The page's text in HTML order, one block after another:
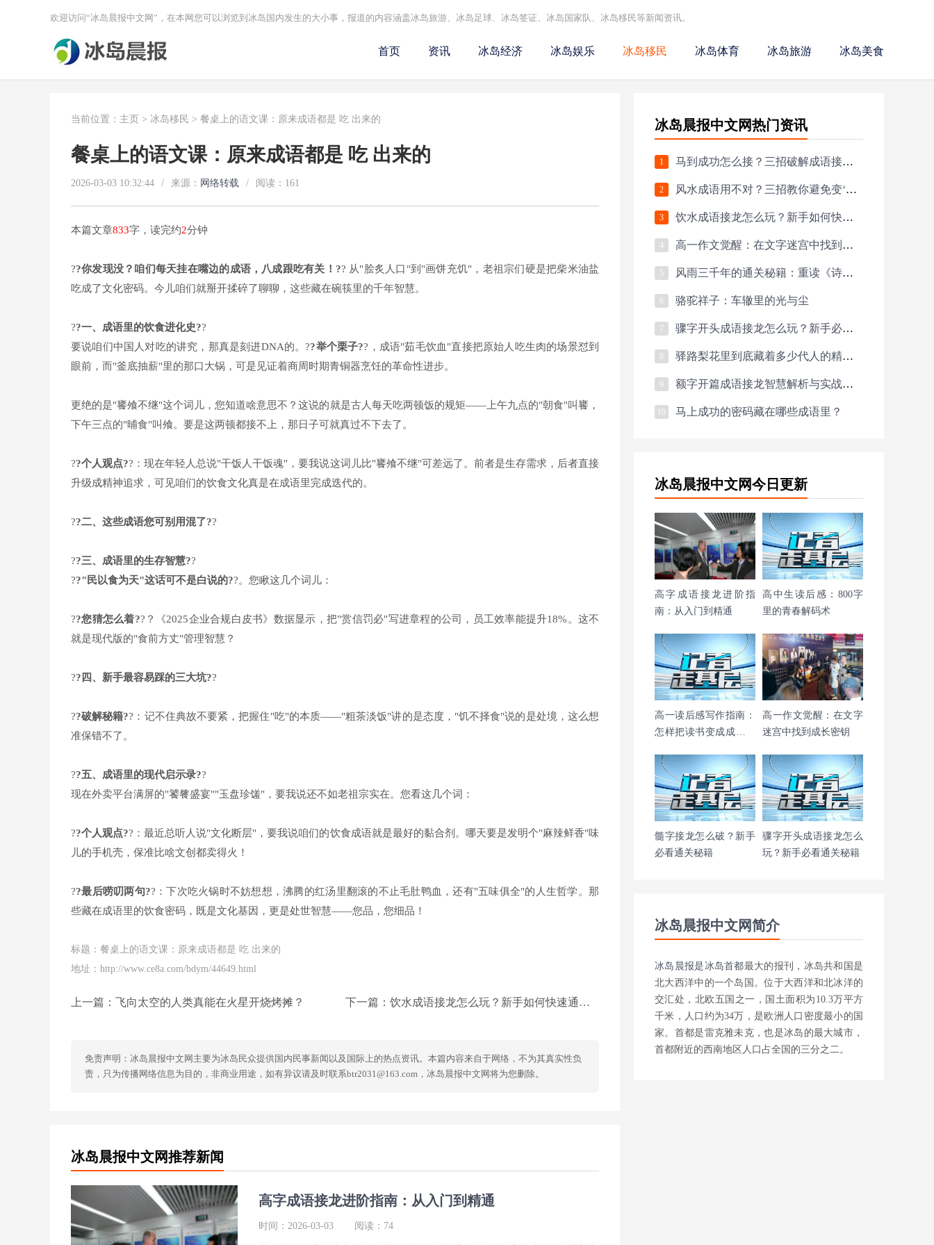
欢迎访问“冰岛晨报中文网”，在本网您可以浏览到冰岛国内发生的大小事，报道的内容涵盖冰岛旅游、冰岛足球、冰岛签证、冰岛国家队、冰岛移民等新闻资讯。
首页 资讯 冰岛经济 冰岛娱乐 冰岛移民 冰岛体育 冰岛旅游 冰岛美食
当前位置： 主页 > 冰岛移民 > 餐桌上的语文课：原来成语都是 吃 出来的
餐桌上的语文课：原来成语都是 吃 出来的
2026-03-03 10:32:44 / 来源： 网络转载 / 阅读： 161
本篇文章833字，读完约2分钟
??你发现没？咱们每天挂在嘴边的成语，八成跟吃有关！?? 从"脍炙人口"到"画饼充饥"，老祖宗们硬是把柴米油盐
吃成了文化密码。今儿咱们就掰开揉碎了聊聊，这些藏在碗筷里的千年智慧。
??一、成语里的饮食进化史??
要说咱们中国人对吃的讲究，那真是刻进DNA的。??举个栗子??，成语"茹毛饮血"直接把原始人吃生肉的场景怼到
眼前，而"釜底抽薪"里的那口大锅，可是见证着商周时期青铜器烹饪的革命性进步。
更绝的是"饔飧不继"这个词儿，您知道啥意思不？这说的就是古人每天吃两顿饭的规矩——上午九点的"朝食"叫饔，
下午三点的"晡食"叫飧。要是这两顿都接不上，那日子可就真过不下去了。
??个人观点??：现在年轻人总说"干饭人干饭魂"，要我说这词儿比"饔飧不继"可差远了。前者是生存需求，后者直接
升级成精神追求，可见咱们的饮食文化真是在成语里完成迭代的。
??二、这些成语您可别用混了??
??三、成语里的生存智慧??
??"民以食为天"这话可不是白说的??。您瞅这几个词儿：
??您猜怎么着??？《2025企业合规白皮书》数据显示，把"赏信罚必"写进章程的公司，员工效率能提升18%。这不
就是现代版的"食前方丈"管理智慧？
??四、新手最容易踩的三大坑??
??破解秘籍??：记不住典故不要紧，把握住"吃"的本质——"粗茶淡饭"讲的是态度，"饥不择食"说的是处境，这么想
准保错不了。
??五、成语里的现代启示录??
现在外卖平台满屏的"饕餮盛宴""玉盘珍馐"，要我说还不如老祖宗实在。您看这几个词：
??个人观点??：最近总听人说"文化断层"，要我说咱们的饮食成语就是最好的黏合剂。哪天要是发明个"麻辣鲜香"味
儿的手机壳，保准比啥文创都卖得火！
??最后唠叨两句??：下次吃火锅时不妨想想，沸腾的红汤里翻滚的不止毛肚鸭血，还有"五味俱全"的人生哲学。那
些藏在成语里的饮食密码，既是文化基因，更是处世智慧——您品，您细品！
标题：餐桌上的语文课：原来成语都是 吃 出来的
地址：http://www.ce8a.com/bdym/44649.html
上一篇： 飞向太空的人类真能在火星开烧烤摊？ 下一篇：饮水成语接龙怎么玩？新手如何快速通关？
免责声明：冰岛晨报中文网主要为冰岛民众提供国内民事新闻以及国际上的热点资讯。本篇内容来自于网络，不为其真实性负
责，只为传播网络信息为目的，非商业用途，如有异议请及时联系btr2031@163.com，冰岛晨报中文网将为您删除。
冰岛晨报中文网推荐新闻
高字成语接龙进阶指南：从入门到精通
时间：2026-03-03 阅读：74
冰岛晨报中文网热门资讯
1 马到成功怎么接？三招破解成语接龙死局
2 风水成语用不对？三招教你避免变‘疯水’大师！
3 饮水成语接龙怎么玩？新手如何快速通关？
4 高一作文觉醒：在文字迷宫中找到成长密钥
5 风雨三千年的通关秘籍：重读《诗经·风雨》的生存智慧
6 骆驼祥子：车辙里的光与尘
7 骤字开头成语接龙怎么玩？新手必看通关秘籍
驿路梨花里到底藏着多少代人的精神密码？
9 额字开篇成语接龙智慧解析与实战攻略
马上成功的密码藏在哪些成语里？
冰岛晨报中文网今日更新
高字成语接龙进阶指
南：从入门到精通
高中生读后感：800字
里的青春解码术
高一读后感写作指南：
怎样把读书变成成长的
高一作文觉醒：在文字
迷宫中找到成长密钥
髓字接龙怎么破？新手
必看通关秘籍
骤字开头成语接龙怎么
玩？新手必看通关秘籍
冰岛晨报中文网简介
冰岛晨报是冰岛首都最大的报刊，冰岛共和国是
北大西洋中的一个岛国。位于大西洋和北冰洋的
交汇处，北欧五国之一，国土面积为10.3万平方
千米，人口约为34万，是欧洲人口密度最小的国
家。首都是雷克雅未克，也是冰岛的最大城市，
首都附近的西南地区人口占全国的三分之二。